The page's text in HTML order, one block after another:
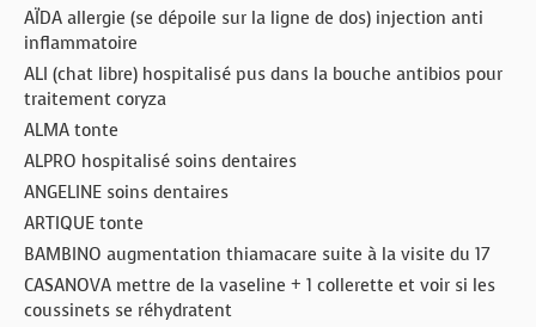
AÏDA allergie (se dépoile sur la ligne de dos) injection anti
inflammatoire
ALI (chat libre) hospitalisé pus dans la bouche antibios pour
traitement coryza
ALMA tonte
ALPRO hospitalisé soins dentaires
ANGELINE soins dentaires
ARTIQUE tonte
BAMBINO augmentation thiamacare suite à la visite du 17
CASANOVA mettre de la vaseline + 1 collerette et voir si les
coussinets se réhydratent